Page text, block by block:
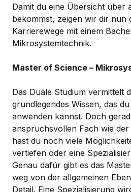
Damit du eine Übersicht über
bekommst, zeigen wir dir nun
Karrierewege mit einem
Mikrosystemtechnik.
Master of Science –
Das Duale Studium vermittelt
grundlegendes Wissen, das
anwenden kannst. Doch
anspruchsvollen Fach wie
hast du noch viele
vertiefen oder eine
Genau dafür gibt es das
weg von der allgemeinen
Detail. Eine Spezialisierung